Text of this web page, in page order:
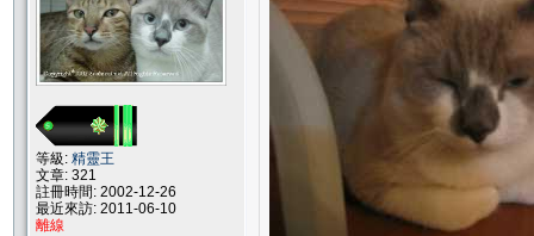
等級: 精靈王
文章: 321
註冊時間: 2002-12-26
最近來訪: 2011-06-10
離線